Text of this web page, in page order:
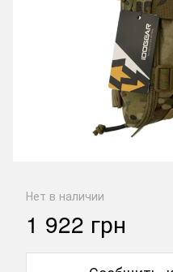
Нет в наличии
1 922 грн